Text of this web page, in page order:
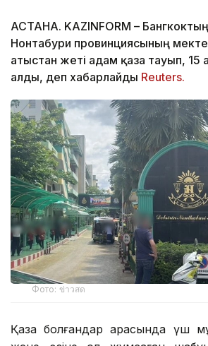
АСТАНА. KAZINFORM – Бангкоктың
Нонтабури провинциясының
атыстан жеті адам қаза тауып, 15
алды, деп хабарлайды Reuters.
Фото: ข่าวสด
Қаза болғандар арасында үш